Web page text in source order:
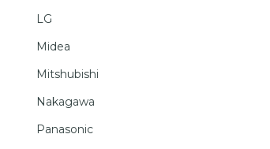
LG
Midea
Mitshubishi
Nakagawa
Panasonic